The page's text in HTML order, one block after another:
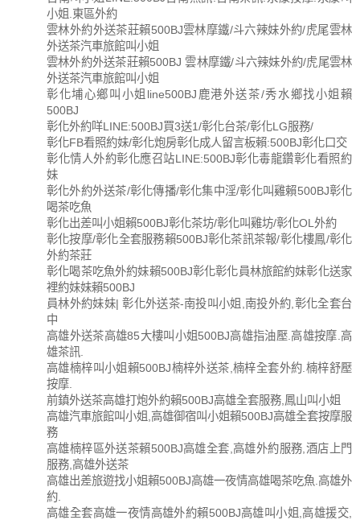
小姐.東區外約
雲林外約外送茶莊賴500BJ雲林摩鐵/斗六辣妹外約/虎尾雲林
外送茶汽車旅館叫小姐
雲林外約外送茶莊賴500BJ 雲林摩鐵/斗六辣妹外約/虎尾雲林
外送茶汽車旅館叫小姐
彰化埔心鄉叫小姐line500BJ鹿港外送茶/秀水鄉找小姐賴
500BJ
彰化外約咩LINE:500BJ買3送1/彰化台茶/彰化LG服務/
彰化FB看照約妹/彰化炮房彰化成人留言板賴:500BJ彰化口交
彰化情人外約彰化應召站LINE:500BJ彰化毒龍鑽彰化看照約
妹
彰化外約外送茶/彰化傳播/彰化集中淫/彰化叫雞賴500BJ彰化
喝茶吃魚
彰化出差叫小姐賴500BJ彰化茶坊/彰化叫雞坊/彰化OL外約
彰化按摩/彰化全套服務賴500BJ彰化茶訊茶報/彰化樓鳳/彰化
外約茶莊
彰化喝茶吃魚外約妹賴500BJ彰化彰化員林旅館約妹彰化送家
裡約妹妹賴500BJ
員林外約妹妹| 彰化外送茶-南投叫小姐,南投外約,彰化全套台
中
高雄外送茶高雄85大樓叫小姐500BJ高雄指油壓.高雄按摩.高
雄茶訊.
高雄楠梓叫小姐賴500BJ楠梓外送茶,楠梓全套外約.楠梓舒壓
按摩.
前鎮外送茶高雄打炮外約賴500BJ高雄全套服務,鳳山叫小姐
高雄汽車旅館叫小姐,高雄御宿叫小姐賴500BJ高雄全套按摩服
務
高雄楠梓區外送茶賴500BJ高雄全套,高雄外約服務,酒店上門
服務,高雄外送茶
高雄出差旅遊找小姐賴500BJ高雄一夜情高雄喝茶吃魚.高雄外
約.
高雄全套高雄一夜情高雄外約賴500BJ高雄叫小姐,高雄援交,